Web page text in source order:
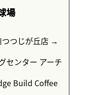
場
つじが丘店 →
センター アーチ
Build Coffee